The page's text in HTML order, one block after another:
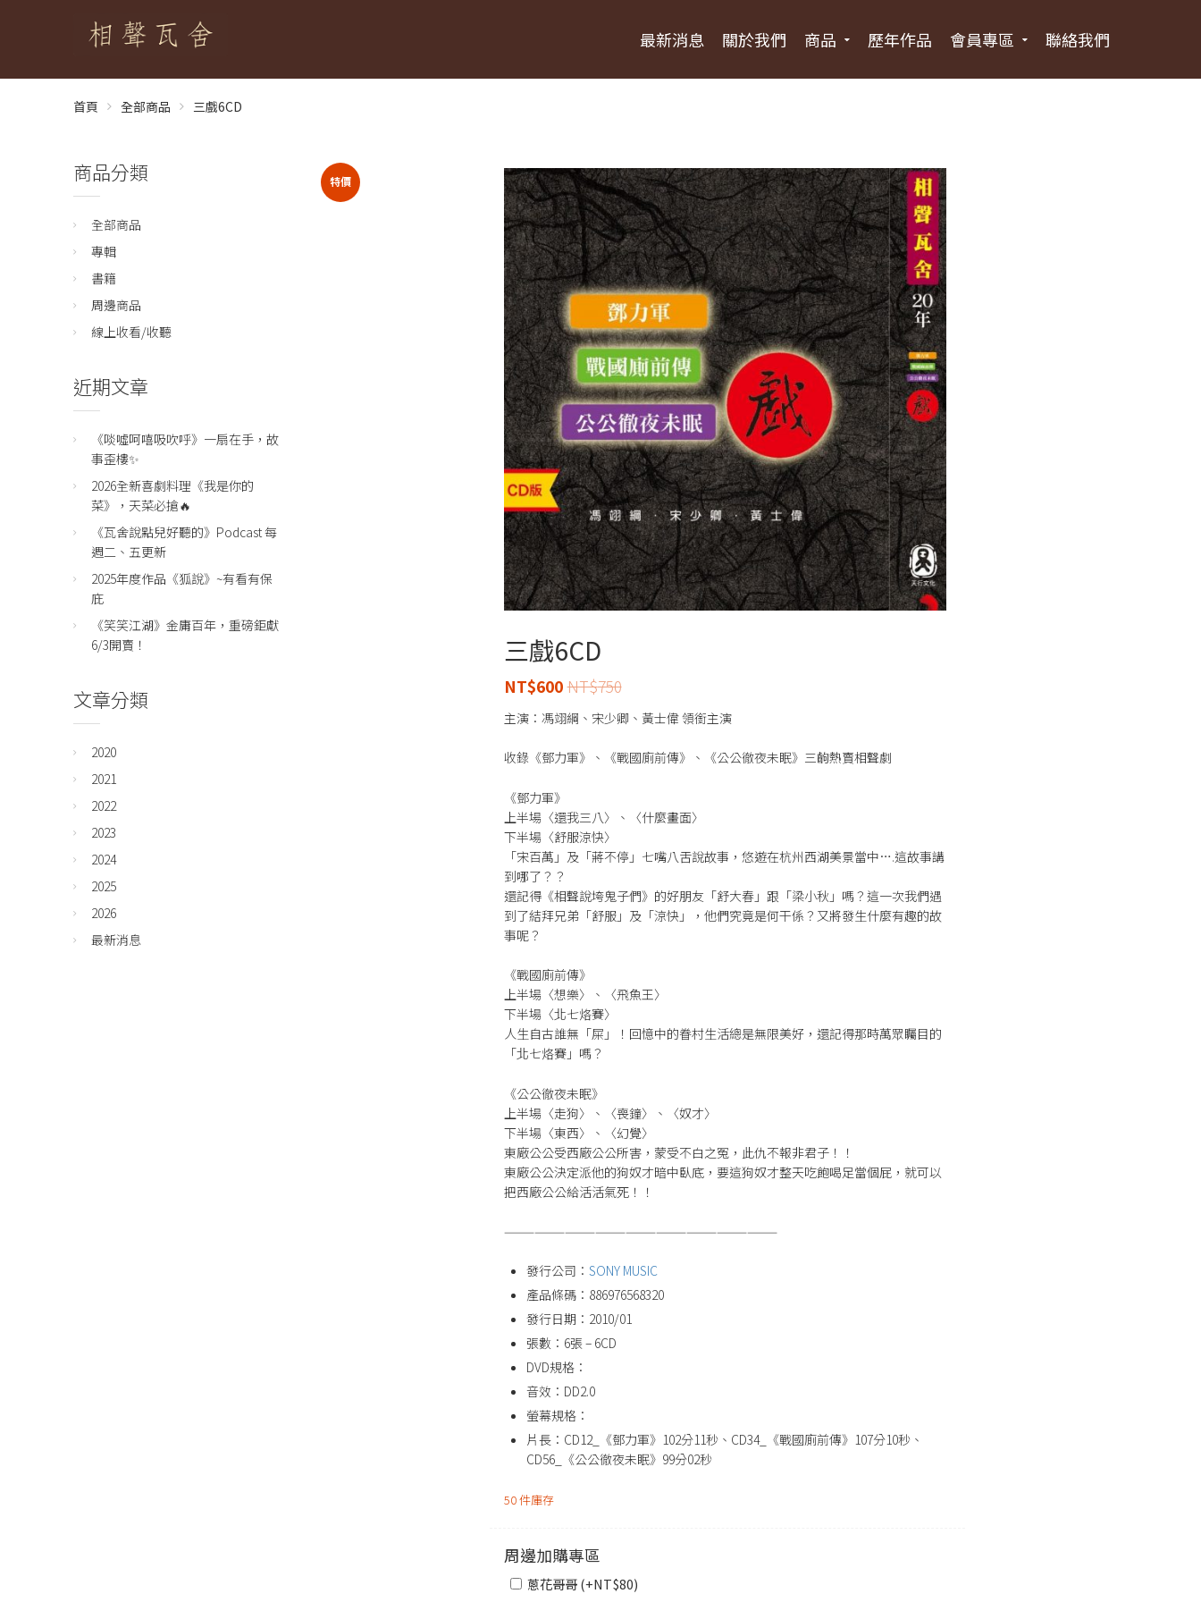
最新消息 關於我們 商品 歷年作品 會員專區 聯絡我們
首頁 全部商品 三戲6CD
特價
三戲6CD
NT$750
NT$600
主演：馮翊綱、宋少卿、黃士偉 領銜主演
收錄《鄧力軍》、《戰國廁前傳》、《公公徹夜未眠》三齣熱賣相聲劇
《鄧力軍》
上半場〈還我三八〉、〈什麼畫面〉
下半場〈舒服涼快〉
「宋百萬」及「蔣不停」七嘴八舌說故事，悠遊在杭州西湖美景當中….這故事講
到哪了？？
還記得《相聲說垮鬼子們》的好朋友「舒大春」跟「梁小秋」嗎？這一次我們遇
到了結拜兄弟「舒服」及「涼快」，他們究竟是何干係？又將發生什麼有趣的故
事呢？
《戰國廁前傳》
上半場〈想樂〉、〈飛魚王〉
下半場〈北七烙賽〉
人生自古誰無「屎」！回憶中的眷村生活總是無限美好，還記得那時萬眾矚目的
「北七烙賽」嗎？
《公公徹夜未眠》
上半場〈走狗〉、〈喪鐘〉、〈奴才〉
下半場〈東西〉、〈幻覺〉
東廠公公受西廠公公所害，蒙受不白之冤，此仇不報非君子！！
東廠公公決定派他的狗奴才暗中臥底，要這狗奴才整天吃飽喝足當個屁，就可以
把西廠公公給活活氣死！！
———————————————————————————
發行公司： SONY MUSIC
產品條碼：886976568320
發行日期：2010/01
張數：6張 – 6CD
DVD規格：
音效：DD2.0
螢幕規格：
片長：CD12_《鄧力軍》102分11秒、CD34_《戰國廁前傳》107分10秒、
CD56_《公公徹夜未眠》99分02秒
50 件庫存
周邊加購專區
蔥花哥哥 (+NT$80)
商品分類
全部商品
專輯
書籍
周邊商品
線上收看/收聽
近期文章
《啖噓呵嘻吸吹呼》一扇在手，故
事歪樓✨
2026全新喜劇料理《我是你的
菜》，天菜必搶🔥
《瓦舍說點兒好聽的》Podcast 每
週二、五更新
2025年度作品《狐說》~有看有保
庇
《笑笑江湖》金庸百年，重磅鉅獻
6/3開賣！
文章分類
2020
2021
2022
2023
2024
2025
2026
最新消息